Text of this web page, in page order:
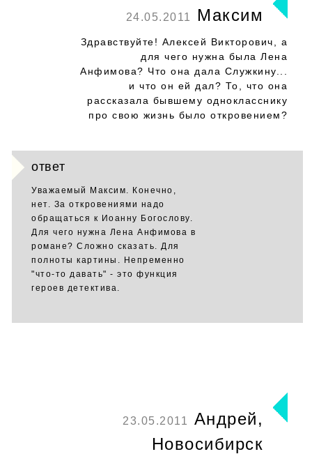
24.05.2011 Максим
Здравствуйте! Алексей Викторович, а
для чего нужна была Лена
Анфимова? Что она дала Служкину...
и что он ей дал? То, что она
рассказала бывшему однокласснику
про свою жизнь было откровением?
ответ
Уважаемый Максим. Конечно,
нет. За откровениями надо
обращаться к Иоанну Богослову.
Для чего нужна Лена Анфимова в
романе? Сложно сказать. Для
полноты картины. Непременно
"что-то давать" - это функция
героев детектива.
23.05.2011
Андрей,
Новосибирск